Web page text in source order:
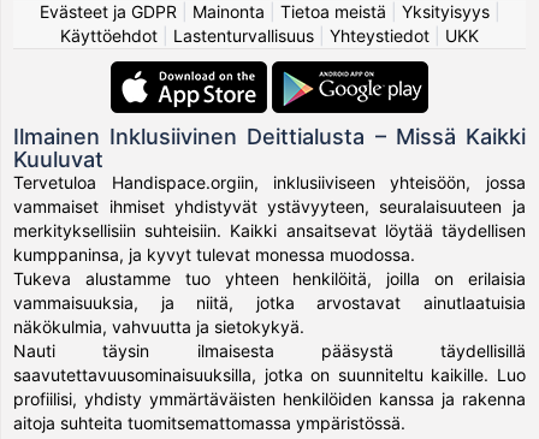
Evästeet ja GDPR
Mainonta Tietoa meistä Yksityisyys|
Käyttöehdot
Lastenturvallisuus Yhteystiedot UKK
Ilmainen Inklusiivinen Deittialusta – Missä Kaikki
Kuuluvat
Tervetuloa Handispace.orgiin, inklusiiviseen yhteisöön, jossa
vammaiset ihmiset yhdistyvät ystävyyteen, seuralaisuuteen ja
merkityksellisiin suhteisiin. Kaikki ansaitsevat löytää täydellisen
kumppaninsa, ja kyvyt tulevat monessa muodossa.
Tukeva alustamme tuo yhteen henkilöitä, joilla on erilaisia
vammaisuuksia, ja niitä, jotka arvostavat ainutlaatuisia
näkökulmia, vahvuutta ja sietokykyä.
Nauti täysin ilmaisesta pääsystä täydellisillä
saavutettavuusominaisuuksilla, jotka on suunniteltu kaikille. Luo
profiilisi, yhdisty ymmärtäväisten henkilöiden kanssa ja rakenna
aitoja suhteita tuomitsemattomassa ympäristössä.